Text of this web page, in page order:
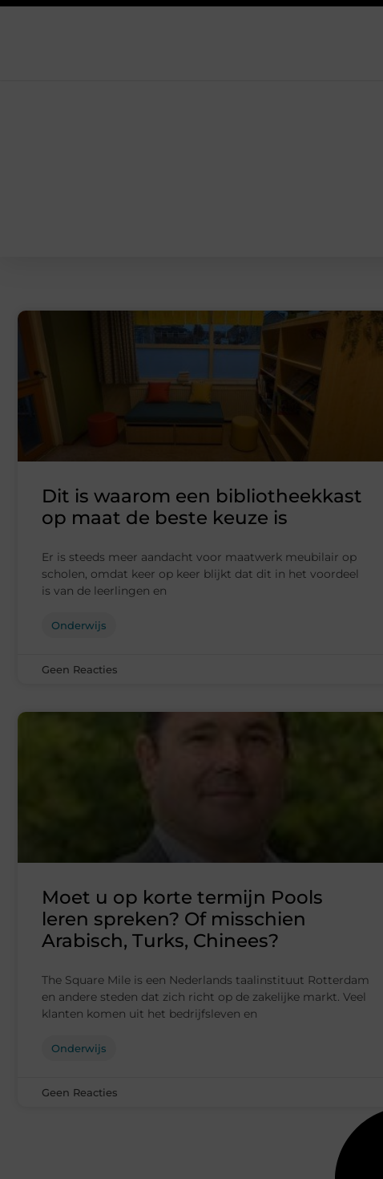
Dit is waarom een bibliotheekkast
op maat de beste keuze is
Er is steeds meer aandacht voor maatwerk meubilair op
scholen, omdat keer op keer blijkt dat dit in het voordeel
is van de leerlingen en
Onderwijs
Geen Reacties
Moet u op korte termijn Pools
leren spreken? Of misschien
Arabisch, Turks, Chinees?
The Square Mile is een Nederlands taalinstituut Rotterdam
en andere steden dat zich richt op de zakelijke markt. Veel
klanten komen uit het bedrijfsleven en
Onderwijs
Geen Reacties